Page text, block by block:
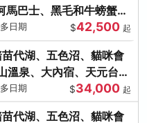
巴士、黑毛和牛螃蟹美
日期 $42,500 起
代湖、五色沼、貓咪會
溫泉、大內宿、天元台高
日期 $34,000 起
代湖、五色沼、貓咪會